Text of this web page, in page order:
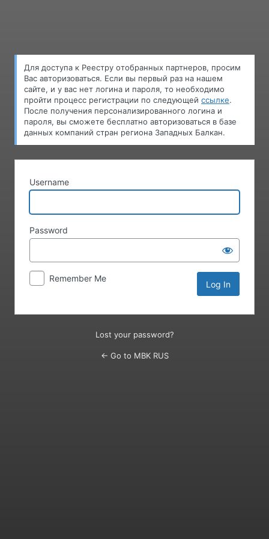
Для доступа к Pеестру oтобранных партнеров, просим
Вас авторизоваться. Если вы первый раз на нашем
сайте, и у вас нет логина и пароля, то необходимо
пройти процесс регистрации по следующей ссылке.
После получения персонализированного логина и
пароля, вы сможете бесплатно авторизоваться в базе
данных компаний стран региона Западных Балкан.
Username
Password
Remember Me
Lost your password?
← Go to MBK RUS